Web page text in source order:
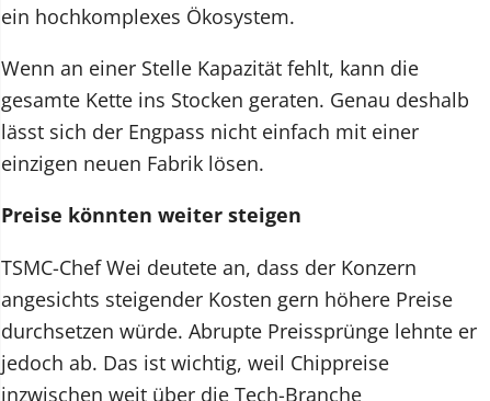
ein hochkomplexes Ökosystem.
Wenn an einer Stelle Kapazität fehlt, kann die
gesamte Kette ins Stocken geraten. Genau deshalb
lässt sich der Engpass nicht einfach mit einer
einzigen neuen Fabrik lösen.
Preise könnten weiter steigen
TSMC-Chef Wei deutete an, dass der Konzern
angesichts steigender Kosten gern höhere Preise
durchsetzen würde. Abrupte Preissprünge lehnte er
jedoch ab. Das ist wichtig, weil Chippreise
inzwischen weit über die Tech-Branche